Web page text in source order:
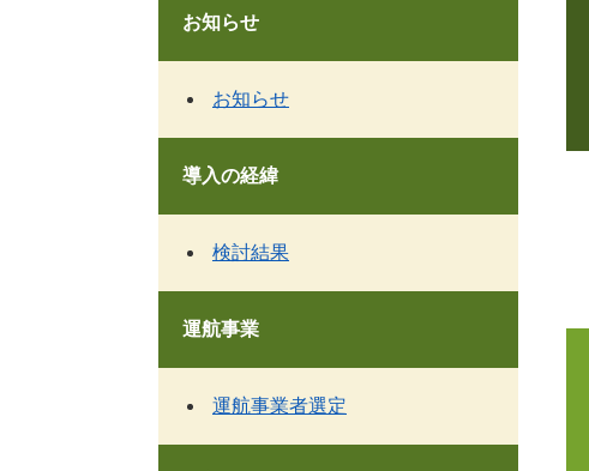
お知らせ
お知らせ
導入の経緯
検討結果
運航事業
運航事業者選定